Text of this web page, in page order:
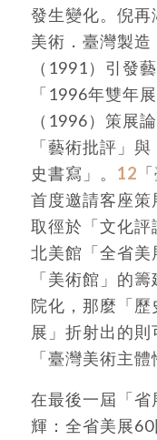
發生變化。倪
美術．臺灣製造
（1991）引發
「1996年雙年
（1996）策展
「藝術批評」
史書寫」。 12
首度邀請客座策
取徑於「文化
北美館「全省美
「美術館」的
院化，那麼「
展」折射出的
「臺灣美術主體
在最後一屆「
輝：全省美展